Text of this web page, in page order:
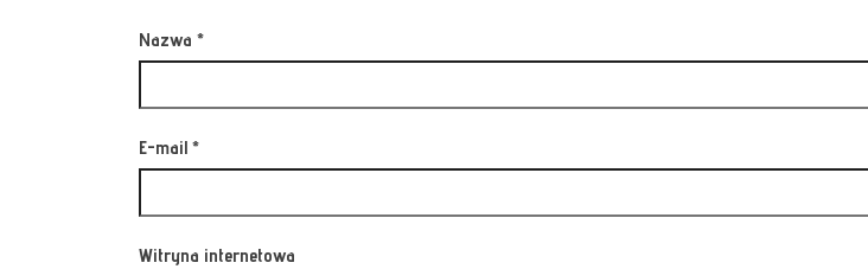
Nazwa *
E-mail *
Witryna internetowa